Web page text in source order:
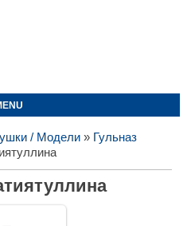
/ Модели» Гульназ